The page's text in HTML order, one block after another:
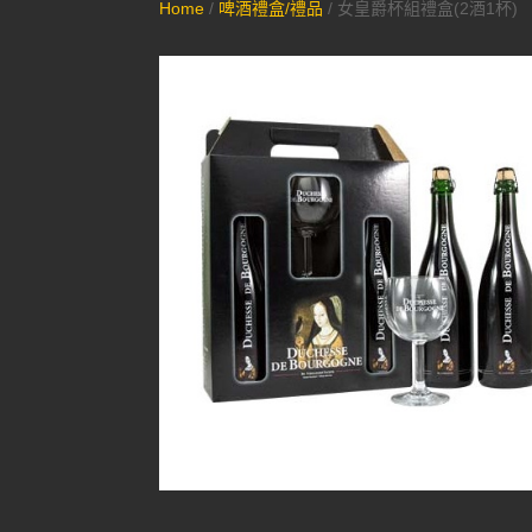
Home / 啤酒禮盒/禮品 / 女皇爵杯組禮盒(2酒1杯)